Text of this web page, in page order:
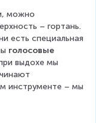
можно
– гортань.
есть специальная
голосовые
выдохе мы
инструменте – мы